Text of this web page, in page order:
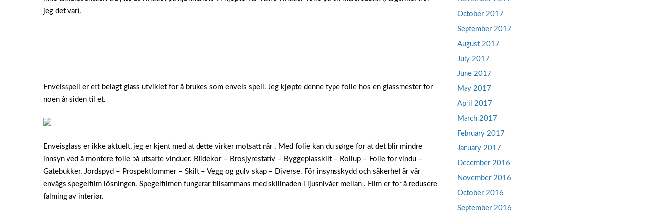
jeg det var).
Enveisspeil er ett belagt glass utviklet for å brukes som enveis speil. Jeg kjøpte denne type folie hos en glassmester for
noen år siden til et.
Enveisglass er ikke aktuelt, jeg er kjent med at dette virker motsatt når . Med folie kan du sørge for at det blir mindre
innsyn ved å montere folie på utsatte vinduer. Bildekor – Brosjyrestativ – Byggeplasskilt – Rollup – Folie for vindu –
Gatebukker. Jordspyd – Prospektlommer – Skilt – Vegg og gulv skap – Diverse. För insynsskydd och säkerhet är vår
envägs spegelfilm lösningen. Spegelfilmen fungerar tillsammans med skillnaden i ljusnivåer mellan . Film er for å redusere
falming av interiør.
October 2017
September 2017
August 2017
July 2017
June 2017
May 2017
April 2017
March 2017
February 2017
January 2017
December 2016
November 2016
October 2016
September 2016